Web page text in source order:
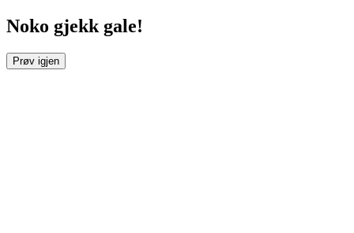
Noko gjekk gale!
Prøv igjen